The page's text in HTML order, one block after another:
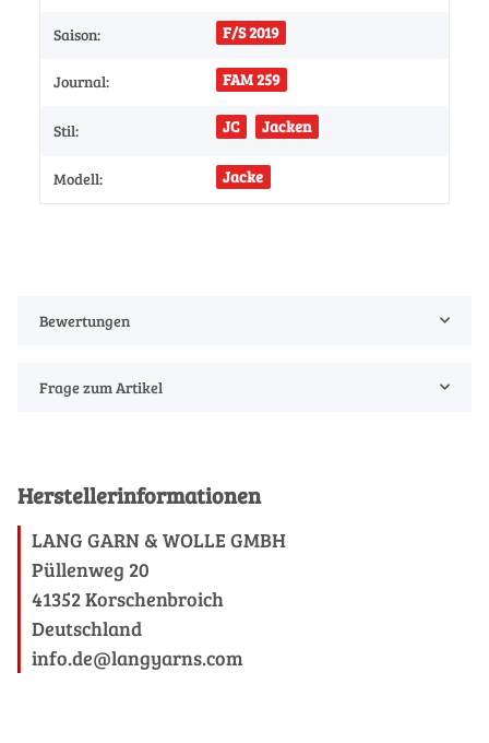
Saison: F/S 2019
Journal: FAM 259
Stil: JC Jacken
Modell: Jacke
Bewertungen
Frage zum Artikel
Herstellerinformationen
LANG GARN & WOLLE GMBH
Püllenweg 20
41352 Korschenbroich
Deutschland
info.de@langyarns.com